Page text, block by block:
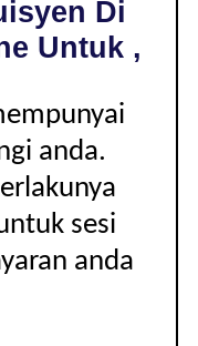
Di
Untuk ,
anda.
sesi
anda